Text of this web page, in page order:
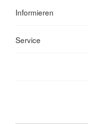
Informieren
Service